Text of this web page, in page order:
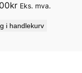
kr Eks. mva.
i handlekurv